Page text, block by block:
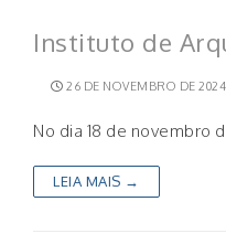
Instituto de
26 DE NOVEMBRO DE 2024
No dia 18 de novembro
LEIA MAIS →